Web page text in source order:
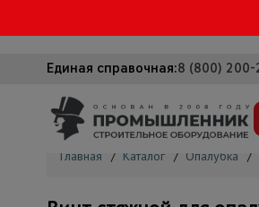
Единая справочная:8 (800) 200-
Главная / Каталог / Опалубка /